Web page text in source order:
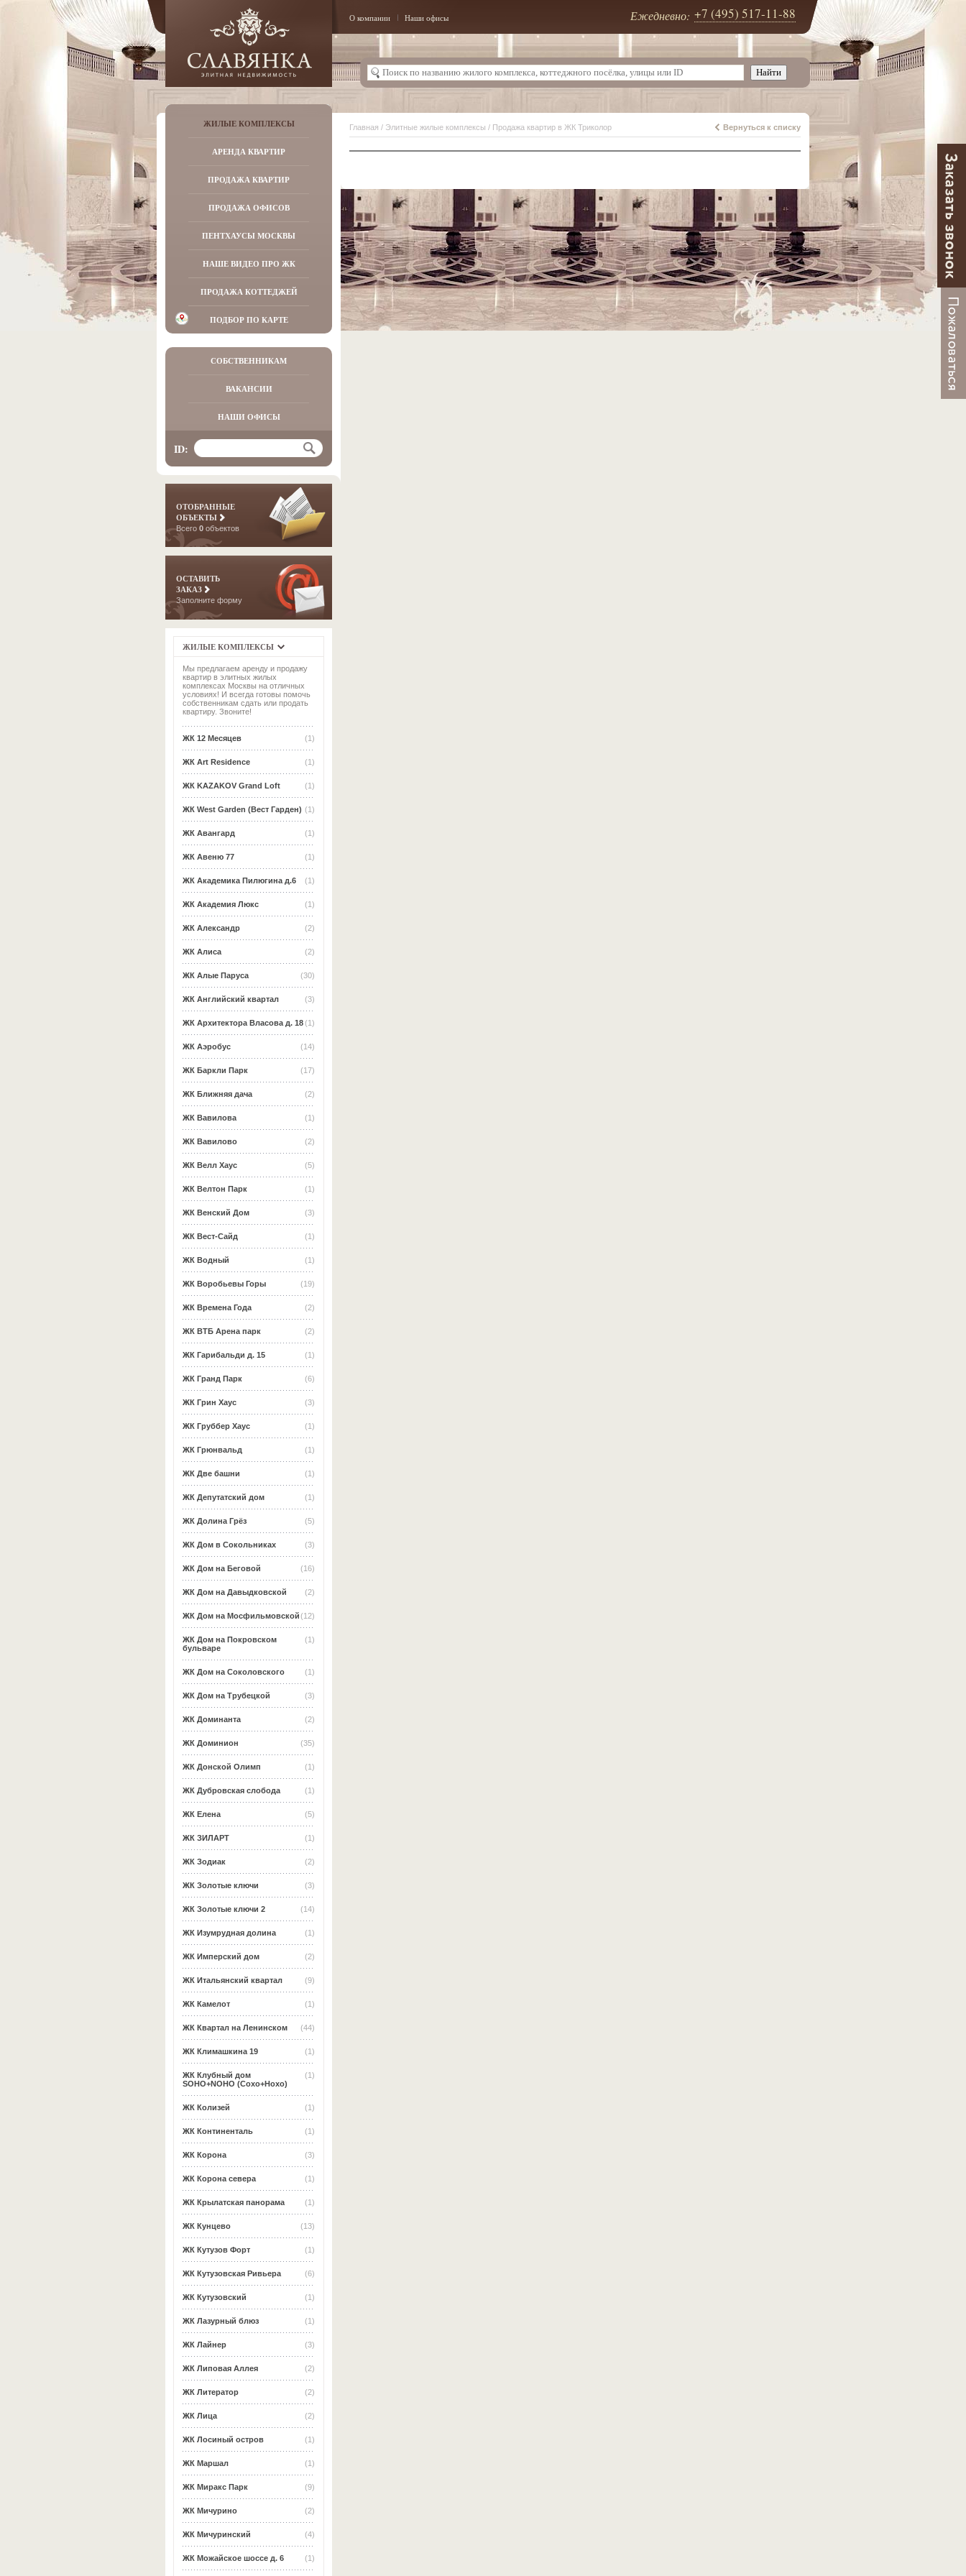
О компании Наши офисы Ежедневно: +7 (495) 517-11-88
ЖИЛЫЕ КОМПЛЕКСЫ
АРЕНДА КВАРТИР
ПРОДАЖА КВАРТИР
ПРОДАЖА ОФИСОВ
ПЕНТХАУСЫ МОСКВЫ
НАШЕ ВИДЕО ПРО ЖК
ПРОДАЖА КОТТЕДЖЕЙ
ПОДБОР ПО КАРТЕ
СОБСТВЕННИКАМ
ВАКАНСИИ
НАШИ ОФИСЫ
ID:
ОТОБРАННЫЕ
ОБЪЕКТЫ
Всего 0 объектов
ОСТАВИТЬ
ЗАКАЗ
Заполните форму
ЖИЛЫЕ КОМПЛЕКСЫ
Мы предлагаем аренду и продажу
квартир в элитных жилых
комплексах Москвы на отличных
условиях! И всегда готовы помочь
собственникам сдать или продать
квартиру. Звоните!
(1)
ЖК 12 Месяцев
(1)
ЖК Art Residence
(1)
ЖК KAZAKOV Grand Loft
(1)
ЖК West Garden (Вест Гарден)
(1)
ЖК Авангард
(1)
ЖК Авеню 77
(1)
ЖК Академика Пилюгина д.6
(1)
ЖК Академия Люкс
(2)
ЖК Александр
(2)
ЖК Алиса
(30)
ЖК Алые Паруса
(3)
ЖК Английский квартал
(1)
ЖК Архитектора Власова д. 18
(14)
ЖК Аэробус
(17)
ЖК Баркли Парк
(2)
ЖК Ближняя дача
(1)
ЖК Вавилова
(2)
ЖК Вавилово
(5)
ЖК Велл Хаус
(1)
ЖК Велтон Парк
(3)
ЖК Венский Дом
(1)
ЖК Вест-Сайд
(1)
ЖК Водный
(19)
ЖК Воробьевы Горы
(2)
ЖК Времена Года
(2)
ЖК ВТБ Арена парк
(1)
ЖК Гарибальди д. 15
(6)
ЖК Гранд Парк
(3)
ЖК Грин Хаус
(1)
ЖК Груббер Хаус
(1)
ЖК Грюнвальд
(1)
ЖК Две башни
(1)
ЖК Депутатский дом
(5)
ЖК Долина Грёз
(3)
ЖК Дом в Сокольниках
(16)
ЖК Дом на Беговой
(2)
ЖК Дом на Давыдковской
(12)
ЖК Дом на Мосфильмовской
(1)
ЖК Дом на Покровском
бульваре
(1)
ЖК Дом на Соколовского
(3)
ЖК Дом на Трубецкой
(2)
ЖК Доминанта
(35)
ЖК Доминион
(1)
ЖК Донской Олимп
(1)
ЖК Дубровская слобода
(5)
ЖК Елена
(1)
ЖК ЗИЛАРТ
(2)
ЖК Зодиак
(3)
ЖК Золотые ключи
(14)
ЖК Золотые ключи 2
(1)
ЖК Изумрудная долина
(2)
ЖК Имперский дом
(9)
ЖК Итальянский квартал
(1)
ЖК Камелот
(44)
ЖК Квартал на Ленинском
(1)
ЖК Климашкина 19
(1)
ЖК Клубный дом
SOHO+NOHO (Сохо+Нохо)
(1)
ЖК Колизей
(1)
ЖК Континенталь
(3)
ЖК Корона
(1)
ЖК Корона севера
(1)
ЖК Крылатская панорама
(13)
ЖК Кунцево
(1)
ЖК Кутузов Форт
(6)
ЖК Кутузовская Ривьера
(1)
ЖК Кутузовский
(1)
ЖК Лазурный блюз
(3)
ЖК Лайнер
(2)
ЖК Липовая Аллея
(2)
ЖК Литератор
(2)
ЖК Лица
(1)
ЖК Лосиный остров
(1)
ЖК Маршал
(9)
ЖК Миракс Парк
(2)
ЖК Мичурино
(4)
ЖК Мичуринский
(1)
ЖК Можайское шоссе д. 6
Главная / Элитные жилые комплексы / Продажа квартир в ЖК Триколор Вернуться к списку